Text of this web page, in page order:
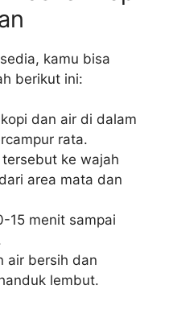
kamu bisa
berikut ini:
dan air di dalam
rata.
ke wajah
area mata dan
15 menit sampai
air bersih dan
lembut.